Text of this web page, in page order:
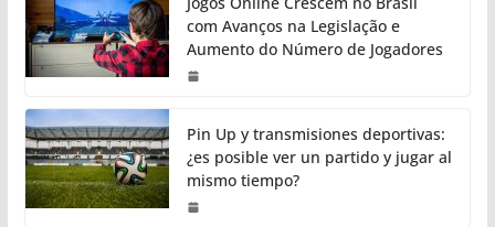
com Avanços na Legislação e
Aumento do Número de Jogadores
Pin Up y transmisiones deportivas:
¿es posible ver un partido y jugar al
mismo tiempo?